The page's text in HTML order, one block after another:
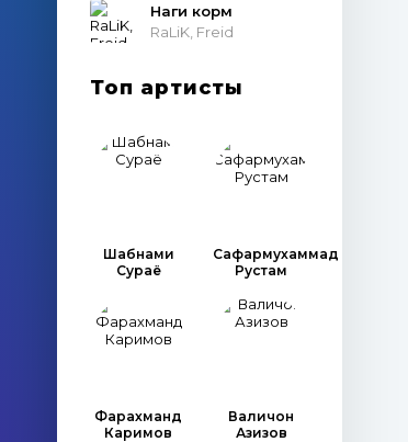
Наги корм
RaLiK, Freid
Топ артисты
Шабнами
Сураё
Сафармухаммад
Рустам
Фарахманд
Каримов
Валичон
Азизов